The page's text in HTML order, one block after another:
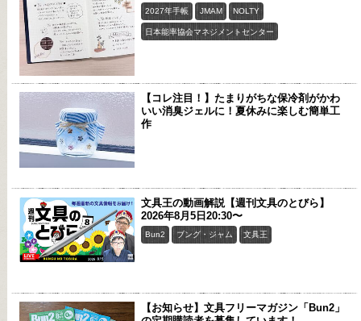
2027年手帳 JMAM NOLTY
日本能率協会マネジメントセンター
【コレ注目！】たまりがちな保冷剤がかわ
いい消臭ジェルに！夏休みに楽しむ簡単工
作
文具王の動画解説【週刊文具のとびら】
2026年8月5日20:30〜
Bun2 ブング・ジャム 文具王
【お知らせ】文具フリーマガジン「Bun2」